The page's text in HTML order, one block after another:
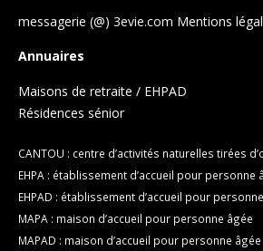
messagerie (@) 3evie.com Mentions
Annuaires
Maisons de retraite / EHPAD
Résidences sénior
CANTOU : centre d’activités naturelles tirées
EHPA : établissement d’accueil pour personne
EHPAD : établissement d’accueil pour
MAPA : maison d’accueil pour personne âgée
MAPAD : maison d’accueil pour personne